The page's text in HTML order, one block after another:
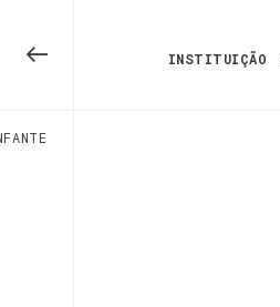
INSTITUIÇÃO